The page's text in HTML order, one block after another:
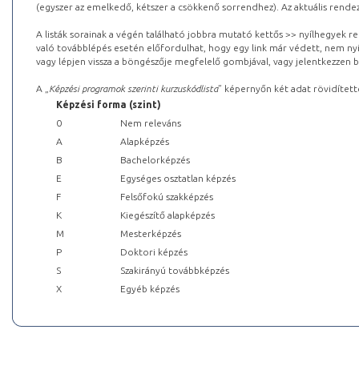
(egyszer az emelkedő, kétszer a csökkenő sorrendhez). Az aktuális
A listák sorainak a végén található jobbra mutató kettős >> nyílhegyek
való továbblépés esetén előfordulhat, hogy egy link már védett, nem
vagy lépjen vissza a böngészője megfelelő gombjával, vagy
A „ Képzési programok szerinti kurzuskódlista” képernyőn két adat
Képzési forma (szint)
0
Nem releváns
A
Alapképzés
B
Bachelorképzés
E
Egységes osztatlan képzés
F
Felsőfokú szakképzés
K
Kiegészítő alapképzés
M
Mesterképzés
P
Doktori képzés
S
Szakirányú továbbképzés
X
Egyéb képzés